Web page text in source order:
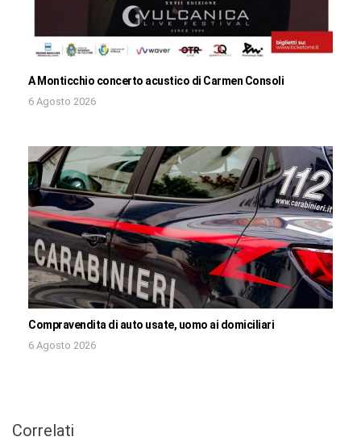
A Monticchio concerto acustico di Carmen Consoli
6 Agosto 2026
Compravendita di auto usate, uomo ai domiciliari
6 Agosto 2026
Correlati